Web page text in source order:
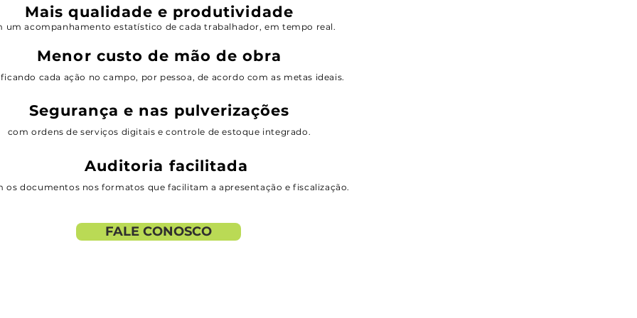
Mais qualidade e produtividade
um acompanhamento estatístico de cada trabalhador, em tempo real.
Menor custo de mão de obra
cada ação no campo, por pessoa, de acordo com as metas ideais.
Segurança e nas pulverizações
com ordens de serviços digitais e controle de estoque integrado.
Auditoria facilitada
os documentos nos formatos que facilitam a apresentação e fiscalização.
FALE CONOSCO